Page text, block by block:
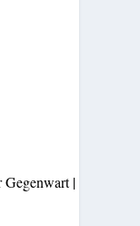
Gegenwart |